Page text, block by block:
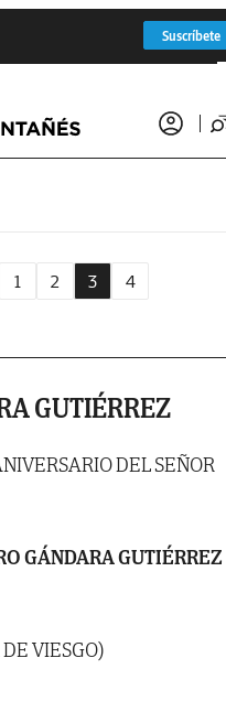
Suscríbete
1 2 3 4
GUTIÉRREZ
DEL SEÑOR
GÁNDARA GUTIÉRREZ
VIESGO)